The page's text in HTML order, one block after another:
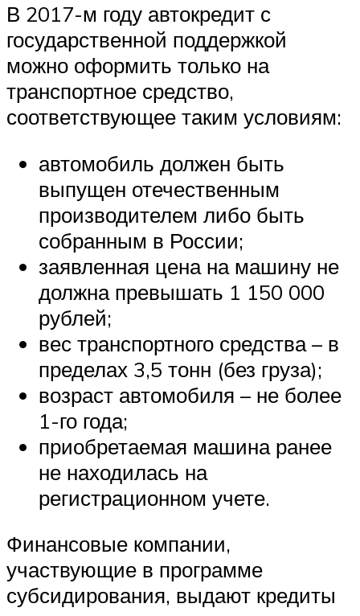
В 2017-м году автокредит с
государственной поддержкой
можно оформить только на
транспортное средство,
соответствующее таким условиям:
автомобиль должен быть
выпущен отечественным
производителем либо быть
собранным в России;
заявленная цена на машину не
должна превышать 1 150 000
рублей;
вес транспортного средства – в
пределах 3,5 тонн (без груза);
возраст автомобиля – не более
1-го года;
приобретаемая машина ранее
не находилась на
регистрационном учете.
Финансовые компании,
участвующие в программе
субсидирования, выдают кредиты